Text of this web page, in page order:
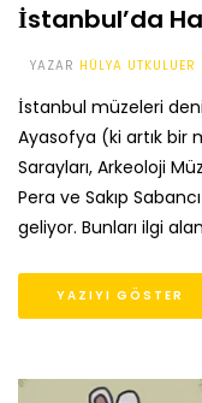
İstanbul’da
YAZAR HÜLYA UTKULUER
İstanbul müzeleri
Ayasofya (ki artık bir
Sarayları, Arkeoloji
Pera ve Sakıp
geliyor. Bunları ilgi
YAZIYI GÖSTER